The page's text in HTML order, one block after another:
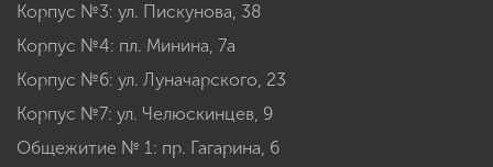
Корпус №3: ул. Пискунова, 38
Корпус №4: пл. Минина, 7а
Корпус №6: ул. Луначарского, 23
Корпус №7: ул. Челюскинцев, 9
Общежитие № 1: пр. Гагарина, 6